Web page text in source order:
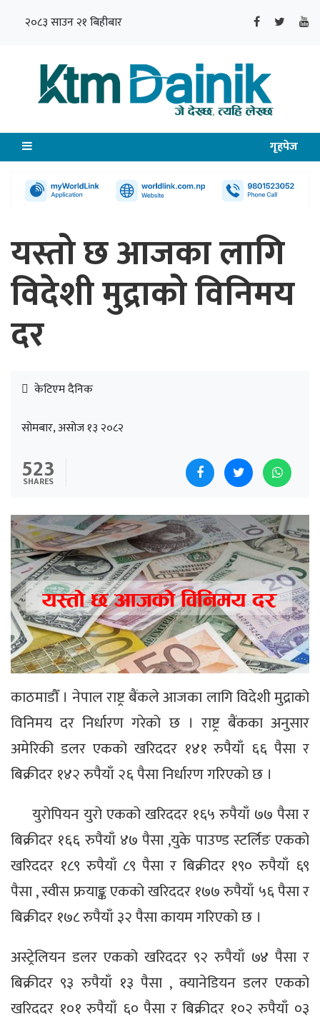
२०८३ साउन २१ बिहीबार
गृहपेज
यस्तो छ आजका लागि
विदेशी मुद्राको विनिमय
दर
केटिएम दैनिक
सोमबार, असोज १३ २०८२
523
SHARES
काठमाडौँ । नेपाल राष्ट्र बैंकले आजका लागि विदेशी मुद्राको
विनिमय दर निर्धारण गरेको छ । राष्ट्र बैंकका अनुसार
अमेरिकी डलर एकको खरिददर १४१ रुपैयाँ ६६ पैसा र
बिक्रीदर १४२ रुपैयाँ २६ पैसा निर्धारण गरिएको छ ।
युरोपियन युरो एकको खरिददर १६५ रुपैयाँ ७७ पैसा र
बिक्रीदर १६६ रुपैयाँ ४७ पैसा ,युके पाउण्ड स्टर्लिङ एकको
खरिददर १८९ रुपैयाँ ८९ पैसा र बिक्रीदर १९० रुपैयाँ ६९
पैसा , स्वीस फ्रयाङ्क एकको खरिददर १७७ रुपैयाँ ५६ पैसा र
बिक्रीदर १७८ रुपैयाँ ३२ पैसा कायम गरिएको छ ।
अस्ट्रेलियन डलर एकको खरिददर ९२ रुपैयाँ ७४ पैसा र
बिक्रीदर ९३ रुपैयाँ १३ पैसा , क्यानेडियन डलर एकको
खरिददर १०१ रुपैयाँ ६० पैसा र बिक्रीदर १०२ रुपैयाँ ०३